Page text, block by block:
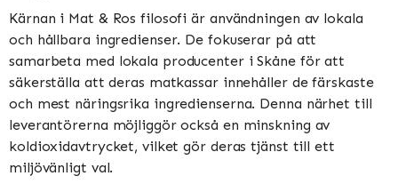
Kärnan i Mat & Ros filosofi är användningen av lokala
och hållbara ingredienser. De fokuserar på att
samarbeta med lokala producenter i Skåne för att
säkerställa att deras matkassar innehåller de färskaste
och mest näringsrika ingredienserna. Denna närhet till
leverantörerna möjliggör också en minskning av
koldioxidavtrycket, vilket gör deras tjänst till ett
miljövänligt val.